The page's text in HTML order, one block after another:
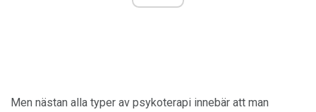
Men nästan alla typer av psykoterapi innebär att man